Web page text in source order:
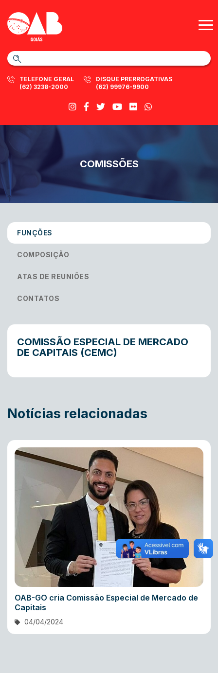
TELEFONE GERAL
(62) 3238-2000
DISQUE PRERROGATIVAS
(62) 99976-9900
COMISSÕES
FUNÇÕES
COMPOSIÇÃO
ATAS DE REUNIÕES
CONTATOS
COMISSÃO ESPECIAL DE MERCADO
DE CAPITAIS (CEMC)
Notícias relacionadas
OAB-GO cria Comissão Especial de Mercado de
Capitais
04/04/2024